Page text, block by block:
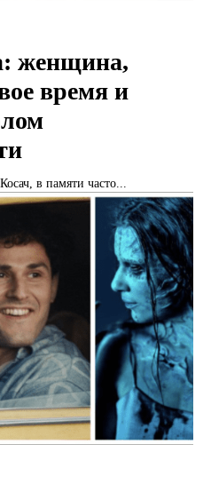
женщина,
время и
в памяти часто...